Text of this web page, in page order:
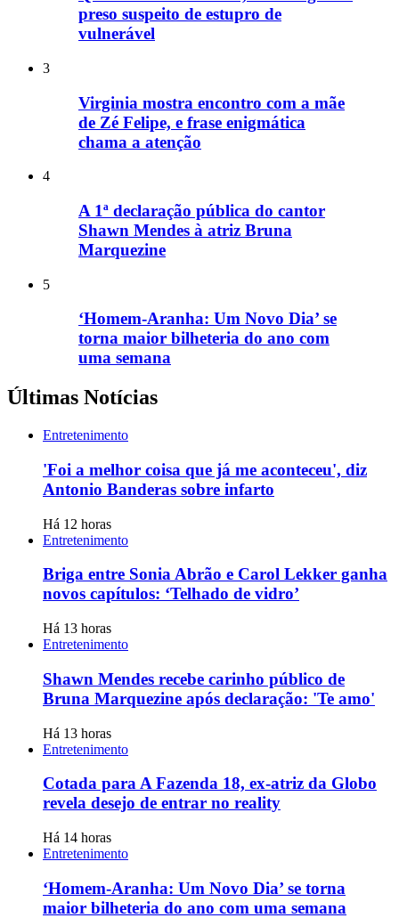
preso suspeito de estupro de
vulnerável
3
Virginia mostra encontro com a mãe
de Zé Felipe, e frase enigmática
chama a atenção
4
A 1ª declaração pública do cantor
Shawn Mendes à atriz Bruna
Marquezine
5
‘Homem-Aranha: Um Novo Dia’ se
torna maior bilheteria do ano com
uma semana
Últimas Notícias
Entretenimento
'Foi a melhor coisa que já me aconteceu', diz
Antonio Banderas sobre infarto
Há 12 horas
Entretenimento
Briga entre Sonia Abrão e Carol Lekker ganha
novos capítulos: ‘Telhado de vidro’
Há 13 horas
Entretenimento
Shawn Mendes recebe carinho público de
Bruna Marquezine após declaração: 'Te amo'
Há 13 horas
Entretenimento
Cotada para A Fazenda 18, ex-atriz da Globo
revela desejo de entrar no reality
Há 14 horas
Entretenimento
‘Homem-Aranha: Um Novo Dia’ se torna
maior bilheteria do ano com uma semana